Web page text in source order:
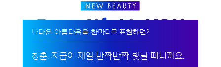
나다운 아름다움을 한마디로 표현하면?
청춘. 지금이 제일 반짝반짝 빛날 때니까요.